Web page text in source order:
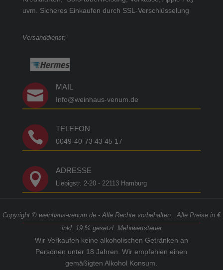
uvm. Sicheres Einkaufen durch SSL-Verschlüsselung
Versanddienst:

MAIL
Info@weinhaus-venum.de

TELEFON
0049-40-73 43 45 17

ADRESSE
Liebigstr. 2-20 - 22113 Hamburg
Copyright © weinhaus-venum.de - Alle Rechte vorbehalten. Alle Preise in €
inkl. 19 % gesetzl. Mehrwertsteuer
Wir Verkaufen keine alkoholischen Getränken an
Personen unter 18 Jahren. Wir empfehlen einen
gemäßigten Alkohol Konsum.